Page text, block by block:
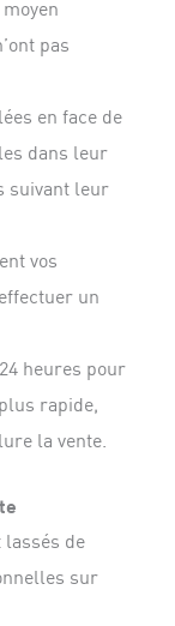
pas
en face de
dans leur
suivant leur
vos
un
heures pour
rapide,
la vente.
de
sur